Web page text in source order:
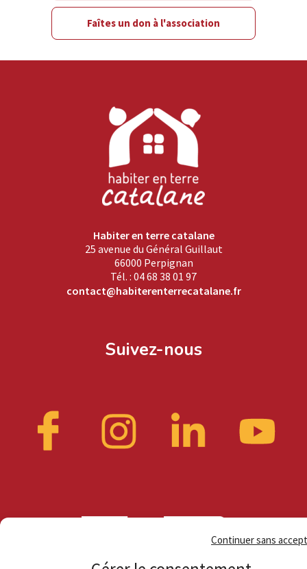
Continuer sans
Faîtes un don à l'association
Habiter en terre catalane
25 avenue du Général Guillaut
66000 Perpignan
Tél. : 04 68 38 01 97
contact@habiterenterrecatalane.fr
Suivez-nous